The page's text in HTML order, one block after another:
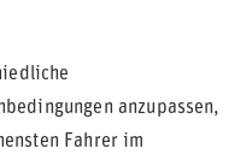
anzupassen,
Fahrer im